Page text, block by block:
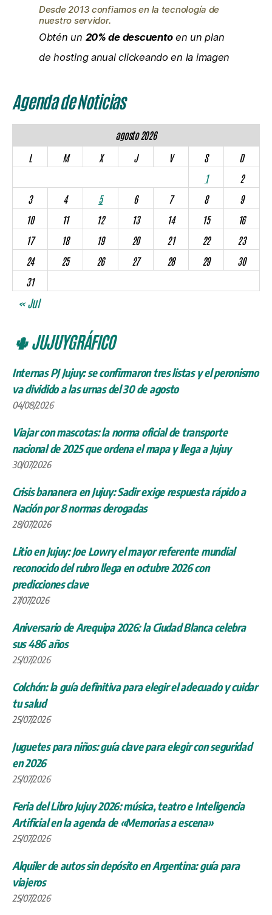
Desde 2013 confiamos en la tecnología de
nuestro servidor.
Obtén un 20% de descuentoen un plan
de hosting anual clickeando en la imagen
Agenda de Noticias
agosto 2026
L
M X J V S
D
1
2
3
4 5 6 7 8
9
10
11 12 13 14 15
16
17
18 19 20 21 22
23
24
25 26 27 28 29
30
31
« Jul
🌵 JUJUYGRÁFICO
Internas PJ Jujuy: se confirmaron tres listas y el peronismo
va dividido a las urnas del 30 de agosto
04/08/2026
Viajar con mascotas: la norma oficial de transporte
nacional de 2025 que ordena el mapa y llega a Jujuy
30/07/2026
Crisis bananera en Jujuy: Sadir exige respuesta rápido a
Nación por 8 normas derogadas
28/07/2026
Litio en Jujuy: Joe Lowry el mayor referente mundial
reconocido del rubro llega en octubre 2026 con
predicciones clave
27/07/2026
Aniversario de Arequipa 2026: la Ciudad Blanca celebra
sus 486 años
25/07/2026
Colchón: la guía definitiva para elegir el adecuado y cuidar
tu salud
25/07/2026
Juguetes para niños: guía clave para elegir con seguridad
en 2026
25/07/2026
Feria del Libro Jujuy 2026: música, teatro e Inteligencia
Artificial en la agenda de «Memorias a escena»
25/07/2026
Alquiler de autos sin depósito en Argentina: guía para
viajeros
25/07/2026